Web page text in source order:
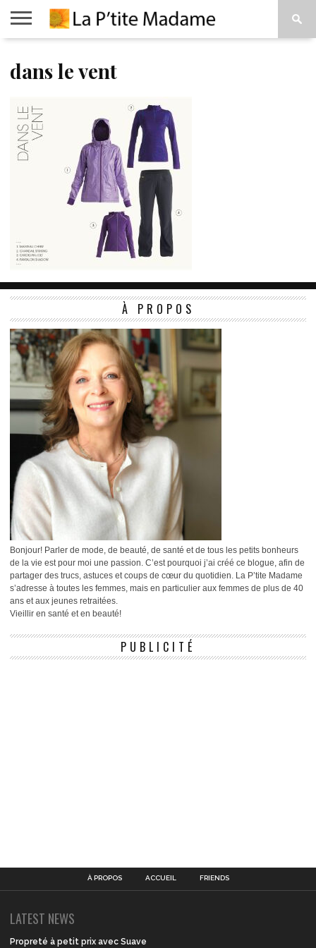
BEAUTÉ
MODE
DE
VIVRE
PROPOS
dans le vent
À PROPOS
Bonjour! Parler de mode, de beauté, de santé et de tous les petits bonheurs
de la vie est pour moi une passion. C’est pourquoi j’ai créé ce blogue, afin de
partager des trucs, astuces et coups de cœur du quotidien. La P’tite Madame
s’adresse à toutes les femmes, mais en particulier aux femmes de plus de 40
ans et aux jeunes retraitées.
Vieillir en santé et en beauté!
PUBLICITÉ
À PROPOS ACCUEIL FRIENDS
LATEST NEWS
Propreté à petit prix avec Suave